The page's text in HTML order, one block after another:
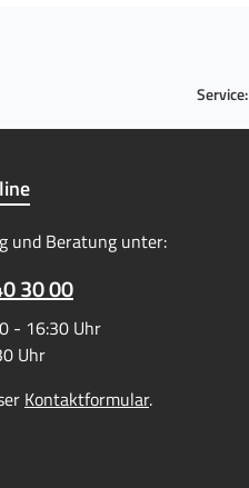
Service:
und Beratung unter:
30 00
- 16:30 Uhr
Uhr
Kontaktformular.